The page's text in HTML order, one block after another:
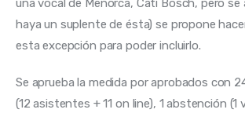
una vocal de Menorca, Cati Bosch, pero se
haya un suplente de ésta) se propone
esta excepción para poder incluirlo.
Se aprueba la medida por aprobados con
(12 asistentes + 11 on line), 1 abstención